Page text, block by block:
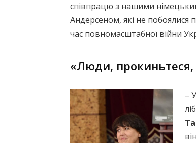
співпрацю з нашими
Андерсеном, які не побоялися
час повномасштабної війни
«Люди, прокиньтеся,
–